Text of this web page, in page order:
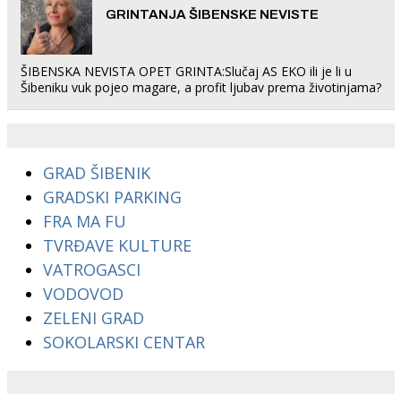
GRINTANJA ŠIBENSKE NEVISTE
ŠIBENSKA NEVISTA OPET GRINTA:Slučaj AS EKO ili je li u
Šibeniku vuk pojeo magare, a profit ljubav prema životinjama?
GRAD ŠIBENIK
GRADSKI PARKING
FRA MA FU
TVRĐAVE KULTURE
VATROGASCI
VODOVOD
ZELENI GRAD
SOKOLARSKI CENTAR